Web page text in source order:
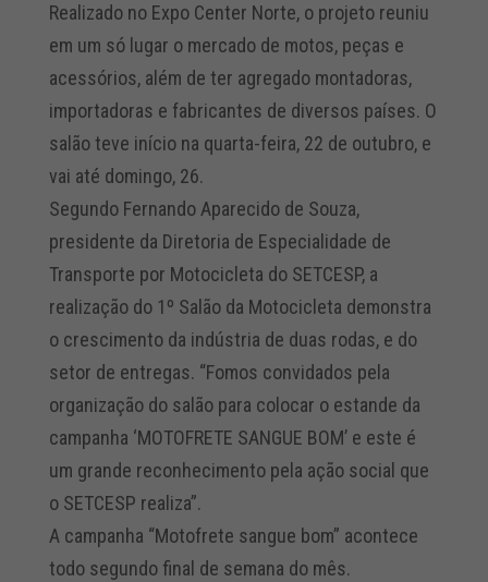
Realizado no Expo Center Norte, o projeto reuniu
em um só lugar o mercado de motos, peças e
acessórios, além de ter agregado montadoras,
importadoras e fabricantes de diversos países. O
salão teve início na quarta-feira, 22 de outubro, e
vai até domingo, 26.
Segundo Fernando Aparecido de Souza,
presidente da Diretoria de Especialidade de
Transporte por Motocicleta do SETCESP, a
realização do 1º Salão da Motocicleta demonstra
o crescimento da indústria de duas rodas, e do
setor de entregas. “Fomos convidados pela
organização do salão para colocar o estande da
campanha ‘MOTOFRETE SANGUE BOM’ e este é
um grande reconhecimento pela ação social que
o SETCESP realiza”.
A campanha “Motofrete sangue bom” acontece
todo segundo final de semana do mês.